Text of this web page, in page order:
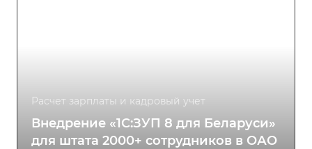
Расчет зарплаты и кадровый учет
Внедрение «1С:ЗУП 8 для Беларуси»
для штата 2000+ сотрудников в ОАО